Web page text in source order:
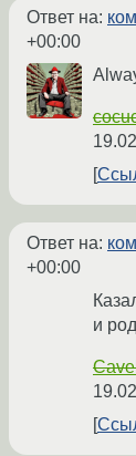
Ответ на:
+00:00
Ответ на:
+00:00
и